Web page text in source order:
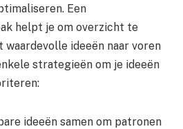
Een
helpt je om overzicht te
waardevolle ideeën naar voren
strategieën om je ideeën
ideeën samen om patronen